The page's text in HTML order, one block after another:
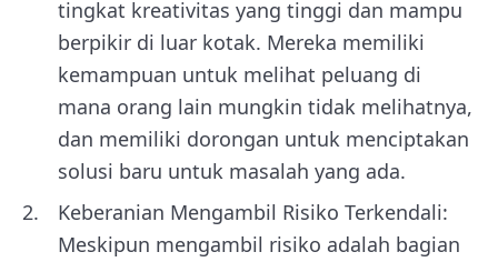
tingkat kreativitas yang tinggi dan mampu
berpikir di luar kotak. Mereka memiliki
kemampuan untuk melihat peluang di
mana orang lain mungkin tidak melihatnya,
dan memiliki dorongan untuk menciptakan
solusi baru untuk masalah yang ada.
Keberanian Mengambil Risiko Terkendali:
Meskipun mengambil risiko adalah bagian